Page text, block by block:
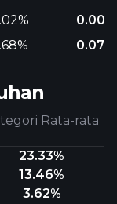
0.00%
0.07%
Rata-rata
23.33%
13.46%
3.62%